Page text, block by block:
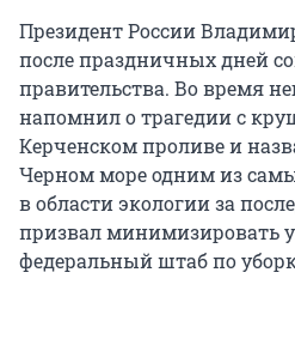
Президент России
после праздничных дней
правительства. Во время
напомнил о трагедии с
Керченском проливе и
Черном море одним из
в области экологии за
призвал минимизировать
федеральный штаб по